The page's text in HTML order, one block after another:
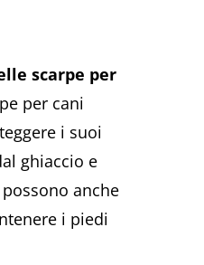
scarpe per
per cani
i suoi
ghiaccio e
anche
i piedi